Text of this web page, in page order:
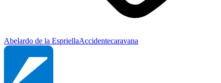
Abelardo de la EspriellaAccidentecaravana